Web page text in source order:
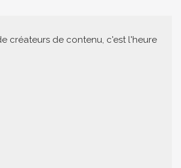
créateurs de contenu, c'est l'heure